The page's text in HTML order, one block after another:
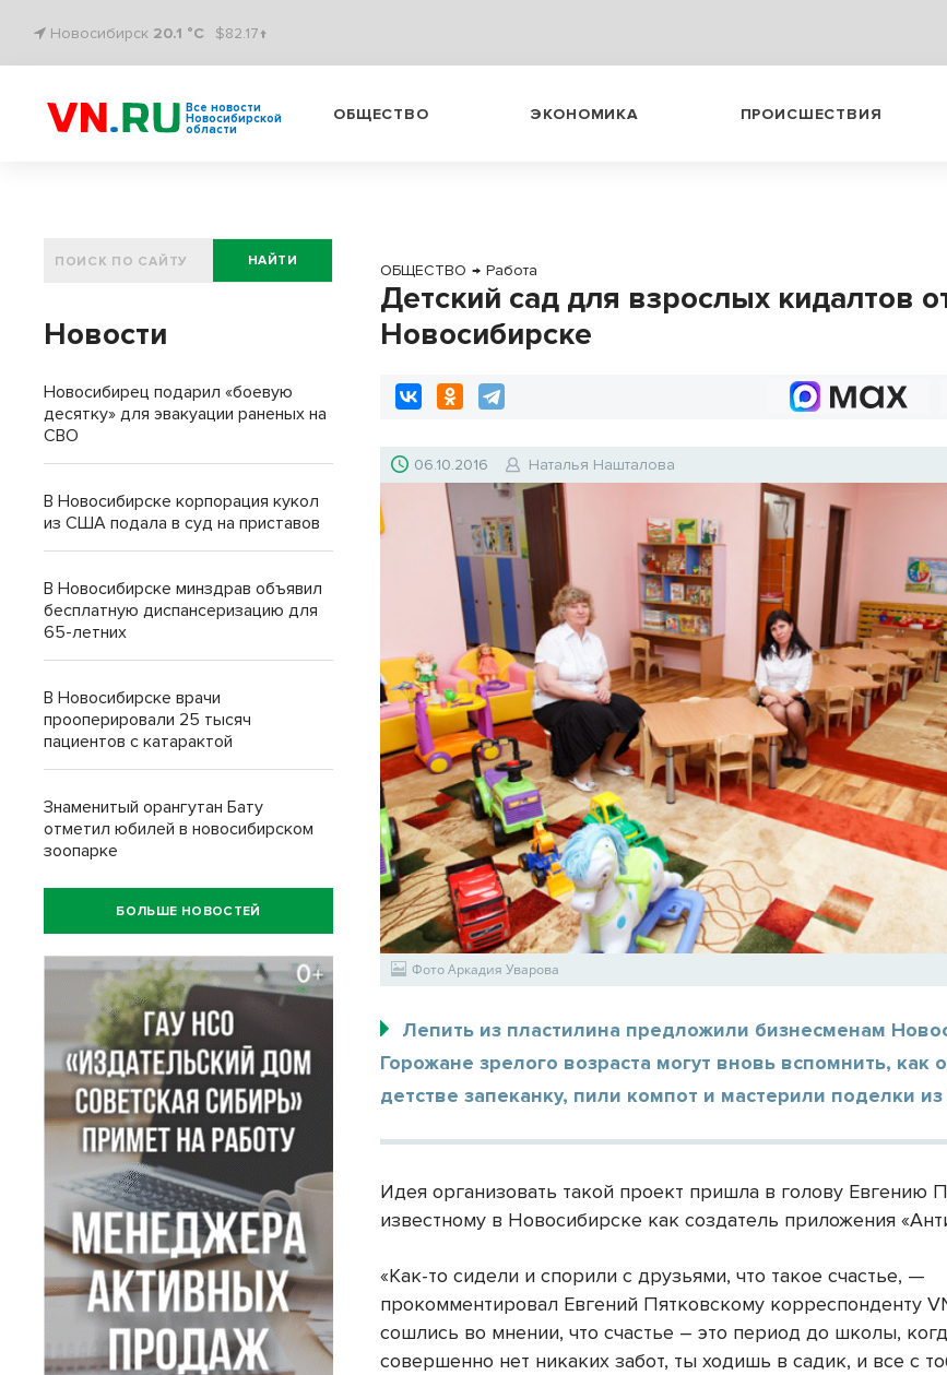
Новосибирск 20.1 °C $82.17↑
Все новости
Новосибирской
области
ОБЩЕСТВО ЭКОНОМИКА ПРОИСШЕСТВИЯ
ОБЩЕСТВО → Работа
Детский сад для взрослых кидалтов
Новосибирске
06.10.2016 Наталья Нашталова
Фото Аркадия Уварова
Лепить из пластилина предложили бизнесменам
Горожане зрелого возраста могут вновь вспомнить, как
детстве запеканку, пили компот и мастерили поделки из
Идея организовать такой проект пришла в голову Евгению
известному в Новосибирске как создатель приложения
«Как-то сидели и спорили с друзьями, что такое счастье, —
прокомментировал Евгений Пятковскому корреспонденту
сошлись во мнении, что счастье – это период до школы,
совершенно нет никаких забот, ты ходишь в садик, и все с
НАЙТИ
Новости
Новосибирец подарил «боевую
десятку» для эвакуации раненых на
СВО
В Новосибирске корпорация кукол
из США подала в суд на приставов
В Новосибирске минздрав объявил
бесплатную диспансеризацию для
65-летних
В Новосибирске врачи
прооперировали 25 тысяч
пациентов с катарактой
Знаменитый орангутан Бату
отметил юбилей в новосибирском
зоопарке
БОЛЬШЕ НОВОСТЕЙ